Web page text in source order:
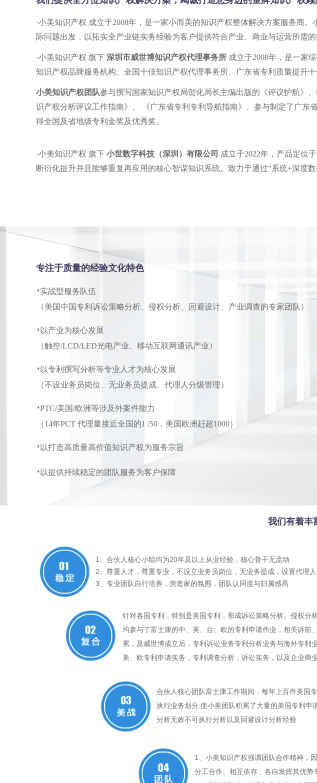
·小美知识产权 成立于2008年，是一家小而美的知识产权整体解决方案服务商
际问题出发，以拓实全产业链实务经验为客户提供符合产业、商业与运营所需
·小美知识产权 旗下 深圳市威世博知识产权代理事务所 成立于2008年，是一家
知识产权品牌服务机构、全国十佳知识产权代理事务所、广东省专利质量提升
小美知识产权团队参与撰写国家知识产权局贺化局长主编出版的《评议护航》
识产权分析评议工作指南》、 《广东省专利专利导航指南》、参与制定了广
得全国及省地级专利金奖及优秀奖。
·小美知识产权 旗下 小世数字科技（深圳）有限公司 成立于2022年，产品定位
断衍化提升并且能够重复再应用的核心智谋知识系统。致力于通过“系统+深度
专注于质量的经验文化特色
·实战型服务队伍
（美国中国专利诉讼策略分析、侵权分析、回避设计、产业调查的专家团队）
· 以产业为核心发展
（触控/LCD/LED光电产业、移动互联网通讯产业）
· 以专利撰写分析等专业人才为核心发展
（不设业务员岗位、无业务员提成、代理人分级管理）
·PTC/美国/欧洲等涉及外案件能力
（14年PCT 代理量接近全国的1 /50，美国欧洲赶超1000）
· 以打造高质量高价值知识产权为服务宗旨
· 以提供持续稳定的团队服务为客户保障
我们有着丰
针对各国专利，特别是美国专利，形成诉讼策略分析、侵权分
均参与了富士康的中、美、台、欧的专利申请作业，相关诉
累，及威世博成立后，专利诉讼业务专利分析业务与海外专利
美、欧专利申请实务，专利调查分析，诉讼实务，以及企业商
1、合伙人核心小组均为20年及以上从业经验，核心骨干无流动
2、尊重人才，尊重专业，不设立业务员岗位，无业务提成，设置代理
3、专业团队自行培养，营造家的氛围，团队认同度与归属感高
合伙人核心团队富士康工作期间，每年上百件美国
执行业务划分:使小美团队积累了大量的美国专利
分析无效不可执行分析以及回避设计分析经验
1、小美知识产权强调团队合作精神，
分工合作、相互依存、各自发挥其优势